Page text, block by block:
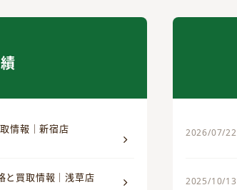
情報｜新宿店
と買取情報｜浅草店
2026/07/22
2025/10/13